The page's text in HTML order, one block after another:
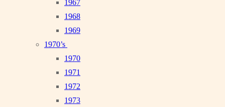
1967
1968
1969
1970’s
1970
1971
1972
1973